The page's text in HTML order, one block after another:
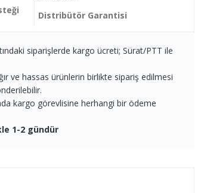
Distribütör Garantisi
siparişlerde kargo ücreti; Sürat/PTT ile
ve hassas ürünlerin birlikte sipariş edilmesi
kargo görevlisine herhangi bir ödeme
1-2 gündür